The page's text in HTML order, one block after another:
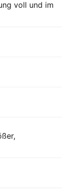
voll und im